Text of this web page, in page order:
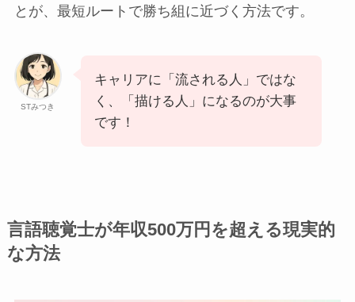
とが、最短ルートで勝ち組に近づく方法です。
STみつき
キャリアに「流される人」ではな
く、「描ける人」になるのが大事
です！
言語聴覚士が年収500万円を超える現実的
な方法